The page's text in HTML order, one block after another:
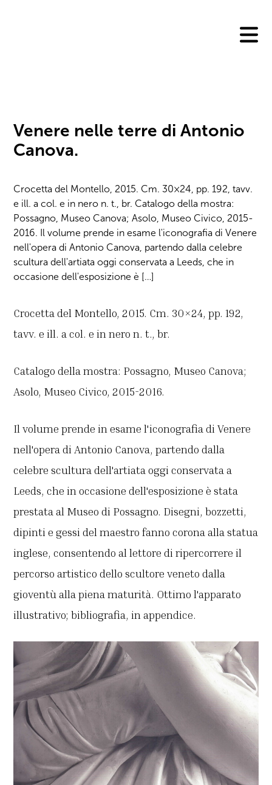
Venere nelle terre di Antonio
Canova.
Crocetta del Montello, 2015. Cm. 30×24, pp. 192, tavv.
e ill. a col. e in nero n. t., br. Catalogo della mostra:
Possagno, Museo Canova; Asolo, Museo Civico, 2015-
2016. Il volume prende in esame l'iconografia di Venere
nell'opera di Antonio Canova, partendo dalla celebre
scultura dell'artiata oggi conservata a Leeds, che in
occasione dell'esposizione è […]
Crocetta del Montello, 2015. Cm. 30×24, pp. 192,
tavv. e ill. a col. e in nero n. t., br.
Catalogo della mostra: Possagno, Museo Canova;
Asolo, Museo Civico, 2015-2016.
Il volume prende in esame l'iconografia di Venere
nell'opera di Antonio Canova, partendo dalla
celebre scultura dell'artiata oggi conservata a
Leeds, che in occasione dell'esposizione è stata
prestata al Museo di Possagno. Disegni, bozzetti,
dipinti e gessi del maestro fanno corona alla statua
inglese, consentendo al lettore di ripercorrere il
percorso artistico dello scultore veneto dalla
gioventù alla piena maturità. Ottimo l'apparato
illustrativo; bibliografia, in appendice.